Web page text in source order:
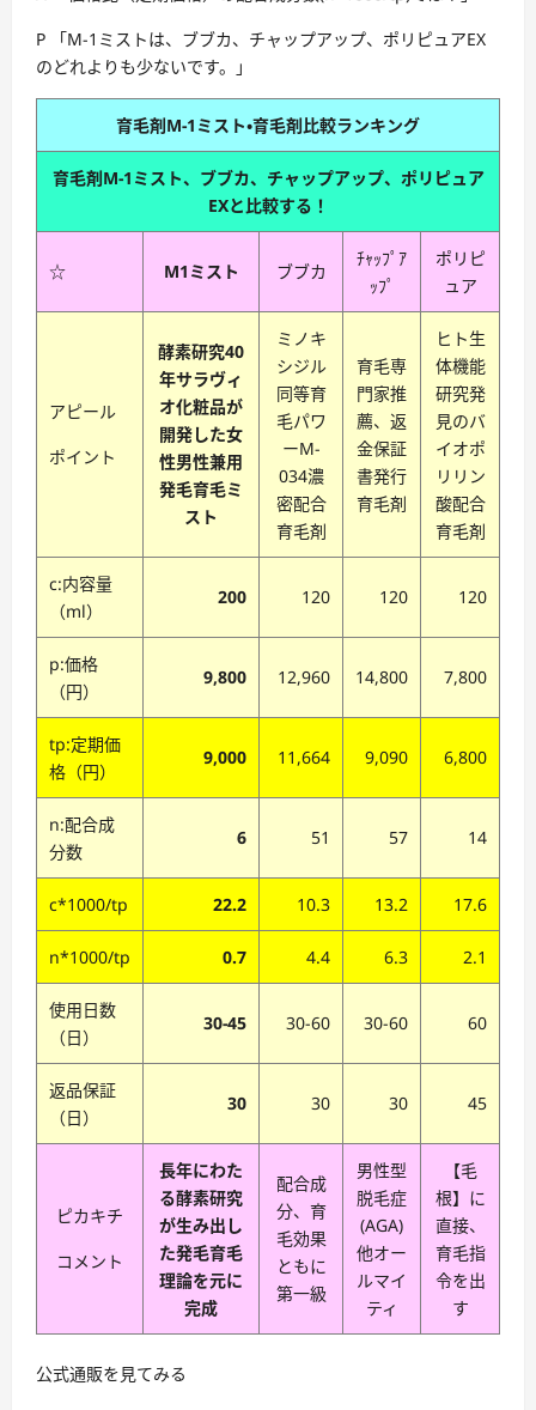
P 「M-1ミストは、ブブカ、チャップアップ、ポリピュアEX
のどれよりも少ないです。」
育毛剤M-1ミスト・育毛剤比較ランキング
育毛剤M-1ミスト、ブブカ、チャップアップ、ポリピュア
EXと比較する！
☆ M1ミスト ブブカ
ﾁｬｯﾌﾟｱ
ｯﾌﾟ
ポリピ
ュア
アピール
ポイント
酵素研究40
年サラヴィ
オ化粧品が
開発した女
性男性兼用
発毛育毛ミ
スト
ミノキ
シジル
同等育
毛パワ
ーM-
034濃
密配合
育毛剤
育毛専
門家推
薦、返
金保証
書発行
育毛剤
ヒト生
体機能
研究発
見のバ
イオポ
リリン
酸配合
育毛剤
c:内容量
（ml）
200 120 120 120
p:価格
（円）
9,800 12,960 14,800 7,800
tp:定期価
格（円）
9,000 11,664 9,090 6,800
n:配合成
分数
6 51 57 14
c*1000/tp 22.2 10.3 13.2 17.6
n*1000/tp 0.7 4.4 6.3 2.1
使用日数
（日）
30-45 30-60 30-60 60
返品保証
（日）
30 30 30 45
ピカキチ
コメント
長年にわた
る酵素研究
が生み出し
た発毛育毛
理論を元に
完成
配合成
分、育
毛効果
ともに
第一級
男性型
脱毛症
(AGA)
他オー
ルマイ
ティ
【毛
根】に
直接、
育毛指
令を出
す
公式通販を見てみる